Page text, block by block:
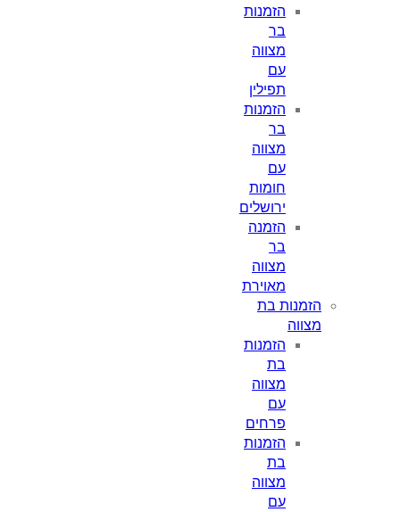
הזמנות
בר
מצווה
עם
תפילין
הזמנות
בר
מצווה
עם
חומות
ירושלים
הזמנה
בר
מצווה
מאוירת
הזמנות בת
מצווה
הזמנות
בת
מצווה
עם
פרחים
הזמנות
בת
מצווה
עם